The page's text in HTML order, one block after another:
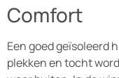
Comfort
Een goed geïsoleerd
plekken en tocht